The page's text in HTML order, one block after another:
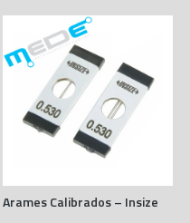
Arames Calibrados – Insize